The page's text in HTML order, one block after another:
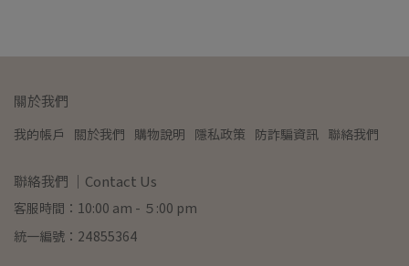
關於我們
我的帳戶 關於我們 購物說明 隱私政策 防詐騙資訊 聯絡我們
聯絡我們 ｜Contact Us
客服時間：10:00 am - ５:00 pm
統一編號：24855364